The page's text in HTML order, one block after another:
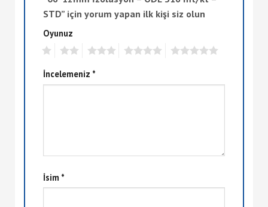
STD” için yorum yapan ilk kişi siz olun
Oyunuz
İncelemeniz *
İsim *